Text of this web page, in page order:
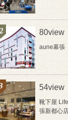
80view
aune幕張
54view
靴下屋
張新都心